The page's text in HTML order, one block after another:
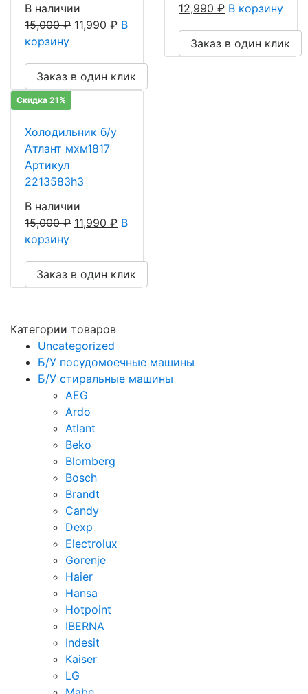
В наличии
15,000₽ 11,990 ₽ В
корзину
Заказ в один клик
12,990 ₽ В корзину
Заказ в один клик
Скидка 21%
Холодильник б/у
Атлант мхм1817
Артикул
2213583h3
В наличии
15,000₽ 11,990 ₽ В
корзину
Заказ в один клик
Категории товаров
Uncategorized
Б/У посудомоечные машины
Б/У стиральные машины
AEG
Ardo
Atlant
Beko
Blomberg
Bosch
Brandt
Candy
Dexp
Electrolux
Gorenje
Haier
Hansa
Hotpoint
IBERNA
Indesit
Kaiser
LG